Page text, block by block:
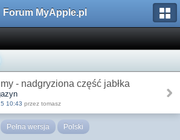
Forum MyApple.pl
- nadgryziona część jabłka
10:43 przez tomasz
Pełna wersja Polski